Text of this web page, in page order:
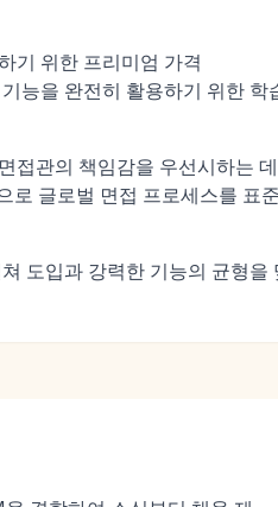
기 위한 프리미엄 가격
능을 완전히 활용하기 위한 학
접관의 책임감을 우선시하는
로 글로벌 면접 프로세스를 표
도입과 강력한 기능의 균형